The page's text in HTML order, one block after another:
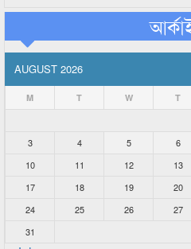
AUGUST 2026
M T W T
3
4 5 6
10
11 12 13
17
18 19 20
24
25 26 27
31